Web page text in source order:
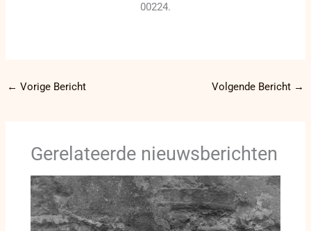
00224.
← Vorige Bericht Volgende Bericht →
Gerelateerde nieuwsberichten